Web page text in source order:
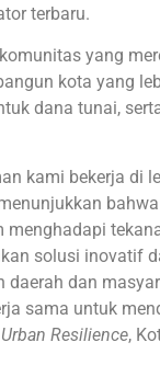
terbaru.
yang
kota yang
dana tunai,
kami bekerja di
menghadapi
solusi inovatif
daerah dan
sama untuk
Resilience,